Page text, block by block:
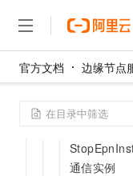
官方文档 边缘节点
nstance -
实例
Instance -
通信实例
通信实例
大模型
产品
解决方案
权益
定价
云市场
伙伴
服务
了解阿里云